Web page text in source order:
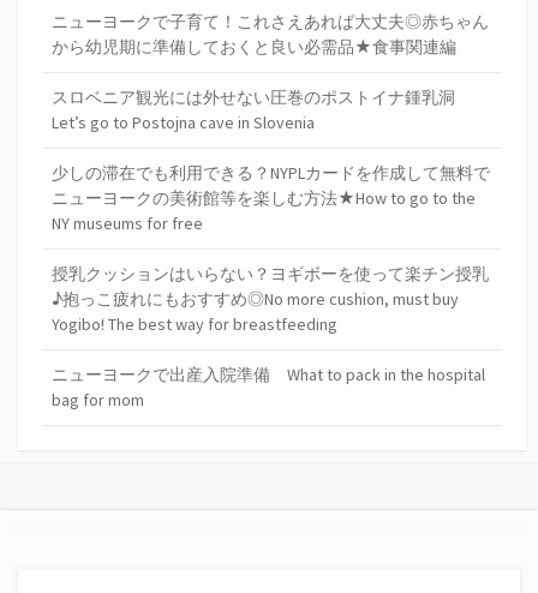
ニューヨークで子育て！これさえあれば大丈夫◎赤ちゃん
から幼児期に準備しておくと良い必需品★食事関連編
スロベニア観光には外せない圧巻のポストイナ鍾乳洞
Let’s go to Postojna cave in Slovenia
少しの滞在でも利用できる？NYPLカードを作成して無料で
ニューヨークの美術館等を楽しむ方法★How to go to the
NY museums for free
授乳クッションはいらない？ヨギボーを使って楽チン授乳
♪抱っこ疲れにもおすすめ◎No more cushion, must buy
Yogibo! The best way for breastfeeding
ニューヨークで出産入院準備 What to pack in the hospital
bag for mom